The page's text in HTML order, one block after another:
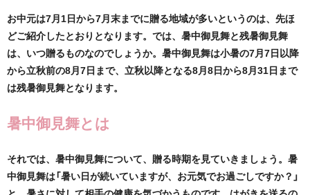
お中元は7月1日から7月末までに贈る地域が多いというのは、先ほ
どご紹介したとおりとなります。では、暑中御見舞と残暑御見舞
は、いつ贈るものなのでしょうか。暑中御見舞は小暑の7月7日以降
から立秋前の8月7日まで、立秋以降となる8月8日から8月31日まで
は残暑御見舞となります。
暑中御見舞とは
それでは、暑中御見舞について、贈る時期を見ていきましょう。暑
中御見舞は「暑い日が続いていますが、お元気でお過ごしですか？」